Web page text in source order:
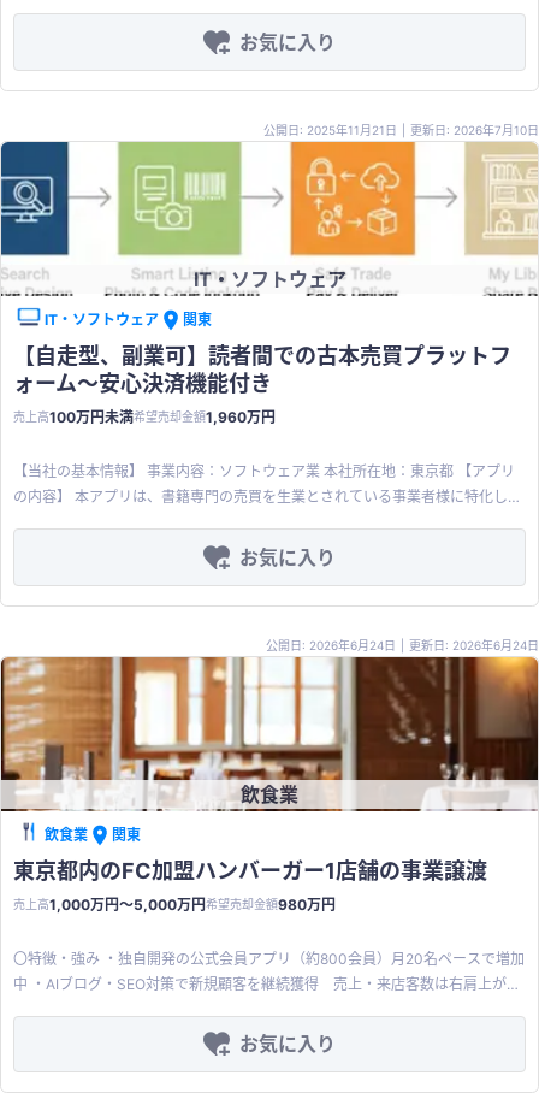
から適正な住まいを探すには相当な労力を費やしている。 介護事業者： ケア
マネージャーを含め、介護人材不足が叫ばれる中、本アプリケーションを導入
することで、共有管理画面上で簡単な操作により病院への逆オファーが可能と
なります。その結果、これまで必要だった病院への営業訪問が不要となり、業
室が埋まらない。 ※日常業務に追われ営業活動ができない。 ※外部との連携構
築ができない。 ※営業担当がおらず、紹介会社に頼らざるを得ない。 ※そもそ
も、どうしたら良いかわからない… 医療現場、介護現場共通： ソーシャルワー
カーやケアマネージャーの多くが受け入れ先の空床状況、受け入れ可否判定、
入居可能時期の問い合わせ手段を電話、FAX、対面で行っており、また既存入
居者のケア、感染症対策等も行っており、 互いの連携も困難でスムーズに業務
を進められないのが現状です。本アプリケーションによりこれらのやり取りが
オンラインで一元管理が可能になります。 【強み・アピールポイント】 スモー
ルスタートに最適：１病院と近隣３件程度の介護施設を登録することで事業者
スタートできます。 早期参入のチャンス：現段階では類似ソフトは限られてお
り早期に市場参入し、他社に先駆けブランド認知を強化することができます。
現場目線のアプリケーション：退院支援業務の経験が豊富な介護施設の従業員
ました。一切の無駄がなく現場のかゆいところにも手が届きます。 【その他、
特別な支援内容】 ※ご希望の場合は代表が導入コンサルティングとして本アプ
合は有料にて保守サービスをご提供します。 ※本アプリケーションの導入支援
に関心を示している大手介護事業者ともお繋ぎします。 ※医療機関への営業の
グインを使用することでユーザーの閲覧履歴や検索履歴から傾向を抽出し、類
似商品を画面に表示。 為替反映：為替レートの変動に即応し、商品価格をリア
トでログインすることも可能です。 通知機能：応札価格の更新や落札があった
エスクローシステム：プラットフォーマーが一旦、売上代金を預かることでユ
ーザー間のトラブルを防止。 6つの履歴等確認機能：出品商品、購入商品、閲
覧履歴、売上履歴、ポイント履歴、振込履歴 他のユーザーの管理：他のユーザ
ーについて取引メッセージ、ブロック、フォローなど設定が可能 3つの販売オ
プション：売り切り、レンタル、オークションなど柔軟に対応 ポイント機能：
お買い物に利用可能なポイントが貯まる 決済機能：各種クレジットカードやポ
イントを利用可能 配送機能：佐川急便、日本郵便を選択可能 ※以下手続きを譲
渡代金に含みます。 ・契約事務手続き費用 ・専用サーバー維持・移管手続き費
用 ・ドメイン及びSSL維持・移管手続き費用 【その他、特別な支援内容】 ※ご
業やマーケティングのノウハウを提供します。 ※ご希望の場合は有料にて保守
ト付与」、「ギフトカード」、「グループ店舗間のポイント共有」などの各種
機能を備えた御社ブランドでの“自社顧客囲い込み”を可能にするDXインフラ
盤：管理情報システム、専用端末PC、物理カードタブレットで構成するシンプ
ルな構造 ⑥ 特徴・強み： ※プリペイドカード機能：チャージ額に応じた
任意のインセンティブ設定が可能。キャッシュフローの改善に貢献。 ※ポイ
ント機能：ポイント付与率は導入店で任意設定が可能。他法人とのポイント共
有にも柔軟に対応可能。 ※顧客管理機能（有料オプション）：POS連携で顧
客情報のデータ化に対応。顧客属性に基づくターゲティングメール配信が可
能。 ※顧客の囲い込み：原則自店のみでの利用、チャージインセンティブ、
ポイント制度の総合力で顧客囲い込みに非常に有効。 ※市場の成長性：キャ
ッシュレス決済の浸透に伴い、底堅い需要が期待できる。QR決済やクレジット
カードよりも心理的に 現金との距離が近く、シニアや子供向けで活用が期
待できる。 ⑦ 動作環境：Androidネイティブアプリ 【譲渡内容】 スキー
ム：事業譲渡 譲渡希望価格：2,352万円（応相談） 譲渡対象：アプリケーショ
の他： ※過去、理容室：8店舗、スポーツジム：8店舗での導入・運用実績があ
った。他、大手居酒屋グループ、カラオケ店から引き合いの実績あり。サービ
グローバルコーヒーチェーン店の顧客囲い込み企画を参考に、2017年11月にリ
リース。 本システムは、「御社だけの電子マネーシステム」です。 （特徴）
機能：①自由な還元率設定、②会員ランクシステムによるランク別付与率設
定機能 （効果） ・利用単価アップ：現金決済と比べ、オプションサービスな
どの注文が増える傾向があります。 ・来店頻度の向上：原則、他店では利用で
きない電子マネーなので、顧客の囲い込み・固定化に繋がります。 ・キャッシ
ュフローの改善：事前チャージ制なので、キャッシュフローが良化します。 ・
退蔵益の発生：未利用の残高は雑収入になります。 （顧客管理機能）※別途有
料オプションとして実装可能 ・顧客情報、利用履歴情報などを管理することが
可能です。 ・POS連携、POS機能を内蔵することで商品販売データのRAWデ
ータを管理可能になります。 ・ビッグデータ管理を通じたサービス改善が可能
になります。 ・年齢、性別など顧客属性に基づいたターゲティングメール配信
化等のカスタマイズも可能です。 【顧客・取引先の特徴】 ターゲット企業像
ー 既存のポイントカードの電子化に関心あり。PayPayでは顧客囲い込みが
弱い。 商店街・地域活性化団体 ー 複数店舗共通ポイント＋チャージ
リピーター型ビジネス ー 理美容室、ネイル、整体、パーソナルジム
など、LTVが命の業態 自社ブランドを構築したい企業 ー 「自社通貨化」によ
るブランディングと価格競争力を志向 スタートアップSaaS連携企業 ー
CRM連携やOEM化を通じて自社サービスを拡張したい開発系企業 【強み・ア
お気に入り
公開日: 2025年11月21日 更新日: 2026年7月10日
IT・ソフトウェア
IT・ソフトウェア 関東
【自走型、副業可】読者間での古本売買プラットフ
ォーム〜安心決済機能付き
売上高100万円未満希望売却金額1,960万円
【当社の基本情報】 事業内容：ソフトウェア業 本社所在地：東京都 【アプリ
の内容】 本アプリは、書籍専門の売買を生業とされている事業者様に特化した
(https://www.valuebooks.jp/)」（売上高8億円 → 全社売上高36億円から類
推）をベンチマークとして開発しました。同アプリが「読者-運営」の繋がり
を日本中に作りたい！」という願いのもと、SNS機能も搭載し、独自の発展を
遂げてきました。 ユーザーのフォロー・ブロック機能、エスクローによる安心
決済、送り状作成、匿名配送、電話番号による本人確認など、フリマに必要不
可欠な機能を網羅。さらに、書籍販売を効率化するISBNコード※による簡単登
録や、保有・読了済み書籍の管理が可能な「書蔵機能」など、書籍に特化した
独自機能も搭載しており、特許も取得済みです。 本アプリは、書籍小売店やエ
ンドユーザーにとって、日本全国を対象とした新たな仕入・販売ツールとして
ご活用いただける構成となっております。 ※ISBNとは？：書籍の裏表紙や奥付
ページに印刷された「ISBN978-4-…」から始まるバーコード＆文字列を指
し、国、出版社、作者などの情報が格納された世界共通のコードです。 ※リリ
ース：２０２３年９月 【対象市場】 全国の書籍小売店、古書愛好家 【市場の
場に関する調査結果）。古本のようなニッチ市場を選択することで中小企業に
チャンスが見出せます。 【譲渡内容】 スキーム：事業譲渡 譲渡希望価格：
機能一覧】 レスポンシブデザイン：スマホ、PC、タブレットに対応 詳細検
索：付録の有無、状態、廃盤時期、初版などを詳細検索。 プレビュー：一部の
お気に入り
公開日: 2026年6月24日 更新日: 2026年6月24日
飲食業
飲食業 関東
東京都内のFC加盟ハンバーガー1店舗の事業譲渡
売上高1,000万円〜5,000万円希望売却金額980万円
〇特徴・強み ・独自開発の公式会員アプリ（約800会員）月20名ペースで増加
中 ・AIブログ・SEO対策で新規顧客を継続獲得 売上・来店客数は右肩上がり
お気に入り